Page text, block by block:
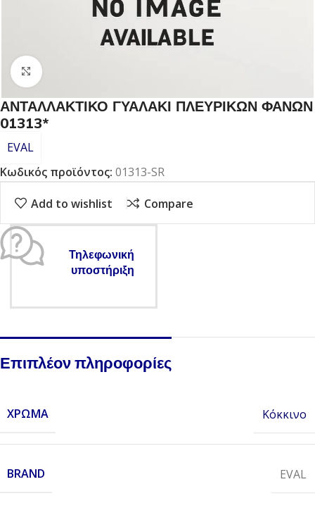
Click to enlarge
ΑΝΤΑΛΛΑΚΤΙΚΟ ΓΥΑΛΑΚΙ ΠΛΕΥΡΙΚΩΝ ΦΑΝΩΝ
01313*
EVAL
Κωδικός προϊόντος: 01313-SR
Add to wishlist Compare
Τηλεφωνική
υποστήριξη
Επιπλέον πληροφορίες
ΧΡΏΜΑ Κόκκινo
BRAND EVAL